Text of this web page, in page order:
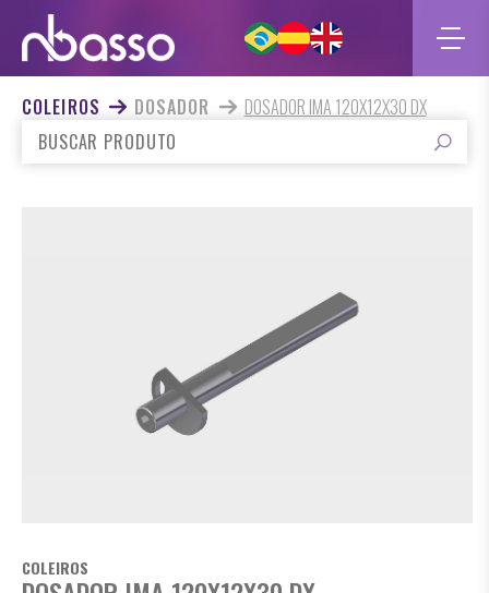
COLEIROS DOSADOR DOSADOR IMA 120X12X30 DX
COLEIROS